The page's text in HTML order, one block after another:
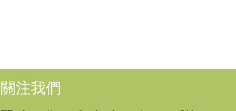
關注我們